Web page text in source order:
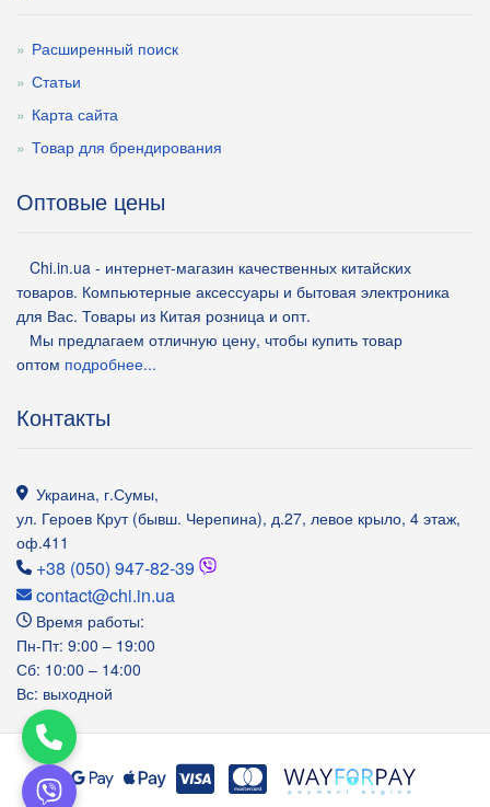
Расширенный поиск
Статьи
Карта сайта
Товар для брендирования
Оптовые цены
Chi.in.ua - интернет-магазин качественных китайских
товаров. Компьютерные аксессуары и бытовая электроника
для Вас. Товары из Китая розница и опт.
Мы предлагаем отличную цену, чтобы купить товар
оптом подробнее...
Контакты
Украина, г.Сумы,
ул. Героев Крут (бывш. Черепина), д.27, левое крыло, 4 этаж,
оф.411
+38 (050) 947-82-39
contact@chi.in.ua
Время работы:
Пн-Пт: 9:00 – 19:00
Сб: 10:00 – 14:00
Вс: выходной